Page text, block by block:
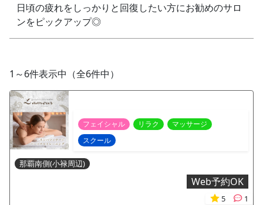
日頃の疲れをしっかりと回復したい方にお勧めのサロ
ンをピックアップ◎
1～6件表示中（全6件中）
Web予約OK
フェイシャル リラク
マッサージ
スクール
那覇南側(小禄周辺)
5 1